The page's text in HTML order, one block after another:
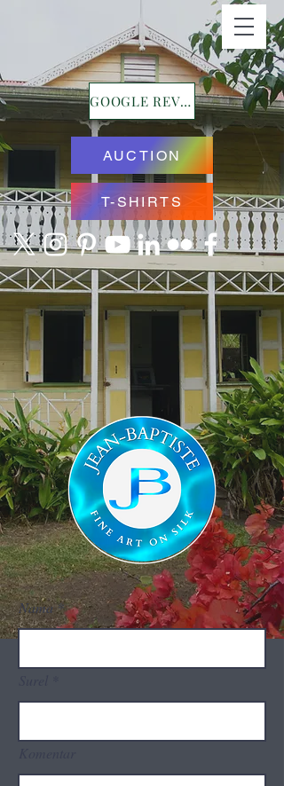
GOOGLE REVIEWS
AUCTION
T-SHIRTS
Nama